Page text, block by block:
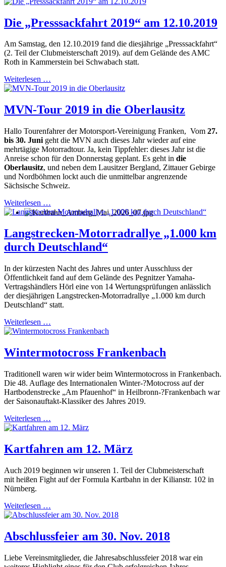
Die „Presssackfahrt 2019“ am 12.10.2019
Am Samstag, den 12.10.2019 fand die diesjährige „Presssackfahrt“
(2. Teil der Clubmeisterschaft 2019). auf dem Gelände des AMC
Roth in Kammerstein bei Schwabach statt.
Weiterlesen …
MVN-Tour 2019 in die Oberlausitz
Hallo Tourenfahrer der Motorsport-Vereinigung Franken, Vom 27.
bis 30. Juni geht die MVN auch dieses Jahr wieder auf eine
mehrtägige Motorradtour. Ja, kein Tippfehler: dieses Jahr ist die
Anreise schon für den Donnerstag geplant. Es geht in die
Oberlausitz, und neben dem Lausitzer Bergland, Zittauer Gebirge
und Nordböhmen lockt auch die unmittelbar angrenzende
Sächsische Schweiz.
Weiterlesen …
Langstrecken-Motorradrallye „1.000 km
durch Deutschland“
In der kürzesten Nacht des Jahres und unter Ausschluss der
Öffentlichkeit fand auf dem Gelände des Pegnitzer Yamaha-
Vertragshändlers Hörl eine von 14 Wertungsprüfungen anlässlich
der diesjährigen Langstrecken-Motorradrallye „1.000 km durch
Deutschland“ statt.
Weiterlesen …
Wintermotocross Frankenbach
Traditionell waren wir wider beim Wintermotocross in Frankenbach.
Die 48. Auflage des Internationalen Winter-?Motocross auf der
Hartbodenstrecke „Am Pfauenhof“ in Heilbronn-?Frankenbach war
der Saisonauftakt-Klassiker des Jahres 2019.
Weiterlesen …
Kartfahren am 12. März
Auch 2019 beginnen wir unseren 1. Teil der Clubmeisterschaft
mit heißen Fight auf der Formula Kartbahn in der Kilianstr. 102 in
Nürnberg.
Weiterlesen …
Abschlussfeier am 30. Nov. 2018
Liebe Vereinsmitglieder, die Jahresabschlussfeier 2018 war ein